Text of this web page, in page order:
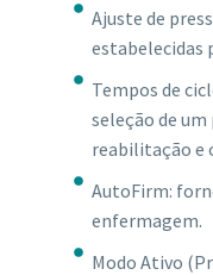
Ajuste de
estabelecidas
Tempos de
seleção de
reabilitação e
AutoFirm:
enfermagem.
Modo Ativo